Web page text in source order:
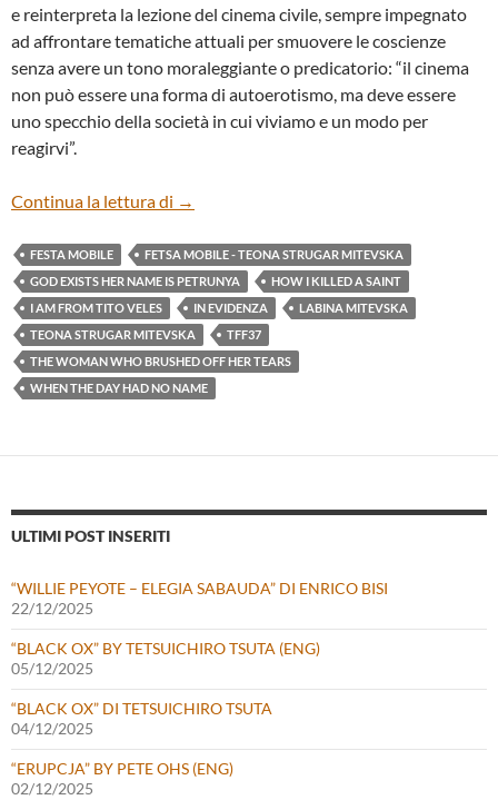
e reinterpreta la lezione del cinema civile, sempre impegnato
ad affrontare tematiche attuali per smuovere le coscienze
senza avere un tono moraleggiante o predicatorio: “il cinema
non può essere una forma di autoerotismo, ma deve essere
uno specchio della società in cui viviamo e un modo per
reagirvi”.
Continua la lettura di “GOD EXISTS, HER NAME IS
→
FESTA MOBILE
FETSA MOBILE - TEONA STRUGAR MITEVSKA
GOD EXISTS HER NAME IS PETRUNYA
HOW I KILLED A SAINT
I AM FROM TITO VELES
IN EVIDENZA
LABINA MITEVSKA
TEONA STRUGAR MITEVSKA
TFF37
THE WOMAN WHO BRUSHED OFF HER TEARS
WHEN THE DAY HAD NO NAME
ULTIMI POST INSERITI
“WILLIE PEYOTE – ELEGIA SABAUDA” DI ENRICO BISI
22/12/2025
“BLACK OX” BY TETSUICHIRO TSUTA (ENG)
05/12/2025
“BLACK OX” DI TETSUICHIRO TSUTA
04/12/2025
“ERUPCJA” BY PETE OHS (ENG)
02/12/2025